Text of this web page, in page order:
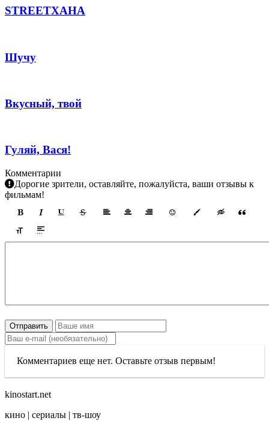
STREETХАНА
Шучу
Вкусный, твой
Гуляй, Вася!
Комментарии
Дорогие зрители, оставляйте, пожалуйста, ваши отзывы к
фильмам!
Отправить
Комментариев еще нет. Оставьте отзыв первым!
kinostart.net
кино | сериалы | тв-шоу